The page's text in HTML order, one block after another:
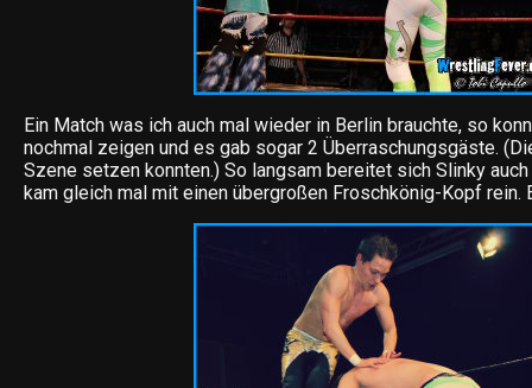
Ein Match was ich auch mal wieder in Berlin brauchte, so
nochmal zeigen und es gab sogar 2 Überraschungsgäste.
Szene setzen konnten.) So langsam bereitet sich Slinky
kam gleich mal mit einen übergroßen Froschkönig-Kopf rein.